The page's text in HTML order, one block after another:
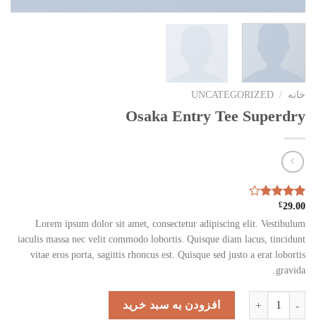
خانه /
UNCATEGORIZED
Osaka Entry Tee Superdry
امتیازدهی
4.00
از 5
در
4
امتیازدهی
مشتری
£29.00
Lorem ipsum dolor sit amet, consectetur adipiscing elit. Vestibulum
iaculis massa nec velit commodo lobortis. Quisque diam lacus, tincidunt
vitae eros porta, sagittis rhoncus est. Quisque sed justo a erat lobortis
gravida.
Osaka Entry Tee Superdry عدد
افزودن به سبد خرید